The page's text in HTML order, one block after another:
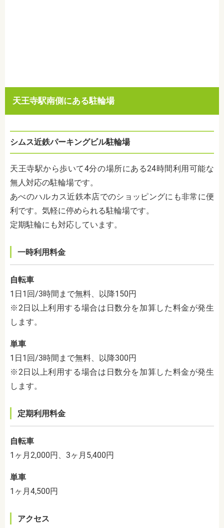
天王寺駅南側にある駐輪場
シムス近鉄パーキングビル駐輪場
天王寺駅から歩いて4分の場所にある24時間利用可能な
無人対応の駐輪場です。
あべのハルカス近鉄本店でのショッピングにも非常に便
利です。気軽に停められる駐輪場です。
定期駐輪にも対応しています。
一時利用料金
自転車
1日1回/3時間まで無料、以降150円
※2日以上利用する場合は日数分を加算した料金が発生
します。
単車
1日1回/3時間まで無料、以降300円
※2日以上利用する場合は日数分を加算した料金が発生
します。
定期利用料金
自転車
1ヶ月2,000円、3ヶ月5,400円
単車
1ヶ月4,500円
アクセス